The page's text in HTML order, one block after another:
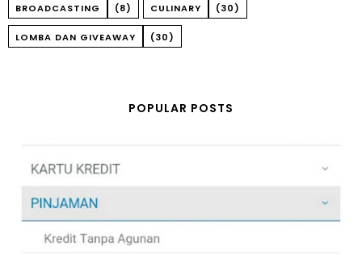
BROADCASTING (8) CULINARY (30)
LOMBA DAN GIVEAWAY (30)
POPULAR POSTS